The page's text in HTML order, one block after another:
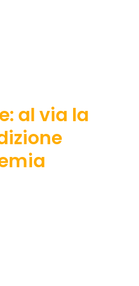
al via la